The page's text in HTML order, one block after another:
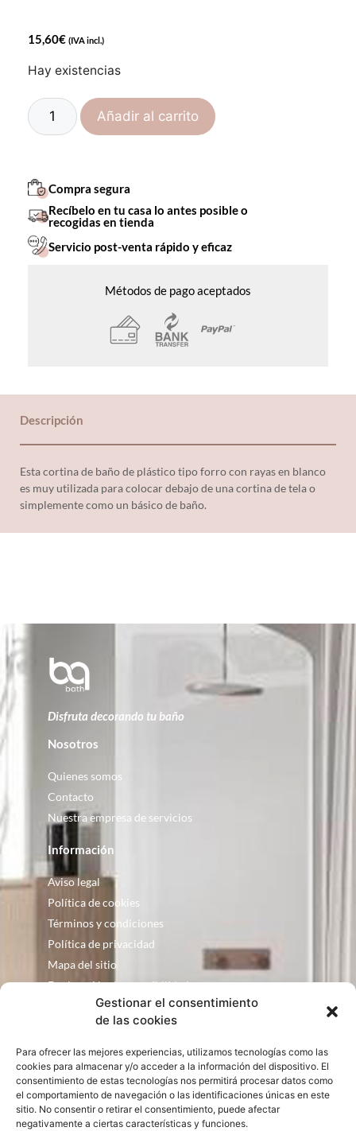
Gestionar el consentimiento
de las cookies
Para ofrecer las mejores experiencias, utilizamos tecnologías como las
cookies para almacenar y/o acceder a la información del dispositivo. El
consentimiento de estas tecnologías nos permitirá procesar datos como
el comportamiento de navegación o las identificaciones únicas en este
sitio. No consentir o retirar el consentimiento, puede afectar
negativamente a ciertas características y funciones.
15,60€ (IVA incl.)
Hay existencias
Añadir al carrito
Compra segura
Recíbelo en tu casa lo antes posible o
recogidas en tienda
Servicio post-venta rápido y eficaz
Métodos de pago aceptados
Descripción
Esta cortina de baño de plástico tipo forro con rayas en blanco
es muy utilizada para colocar debajo de una cortina de tela o
simplemente como un básico de baño.
Disfruta decorando tu baño
Nosotros
Quienes somos
Contacto
Nuestra empresa de servicios
Información
Aviso legal
Política de cookies
Términos y condiciones
Política de privacidad
Mapa del sitio
Declaración de accesibilidad
Contacto
Fontanería Baquero
C/ Justo Zoco, 36 Ejea de los Caballeros
Zaragoza – España
consultas@bqbath.es
693 21 32 44